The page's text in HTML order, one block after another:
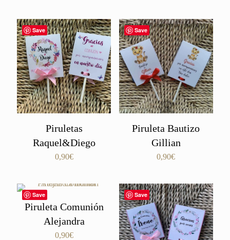
Save
Piruletas
Raquel&Diego
0,90€
Save
Piruleta Bautizo
Gillian
0,90€
Save
Piruleta Comunión
Alejandra
0,90€
Save